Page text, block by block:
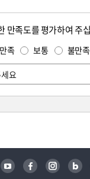
만족도를 평가하여 주
만족 보통 불만족
유튜브 페이스북 인스타그램 블로그